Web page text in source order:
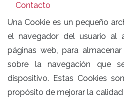
Contacto
Una Cookie es un pequeño
el navegador del usuario al
páginas web, para
sobre la navegación que
dispositivo. Estas Cookies
propósito de mejorar la